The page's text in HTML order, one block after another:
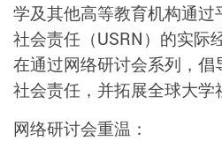
学及其他高等教育机构通
社会责任（USRN）的实际
在通过网络研讨会系列，
社会责任，并拓展全球大学
网络研讨会重温：